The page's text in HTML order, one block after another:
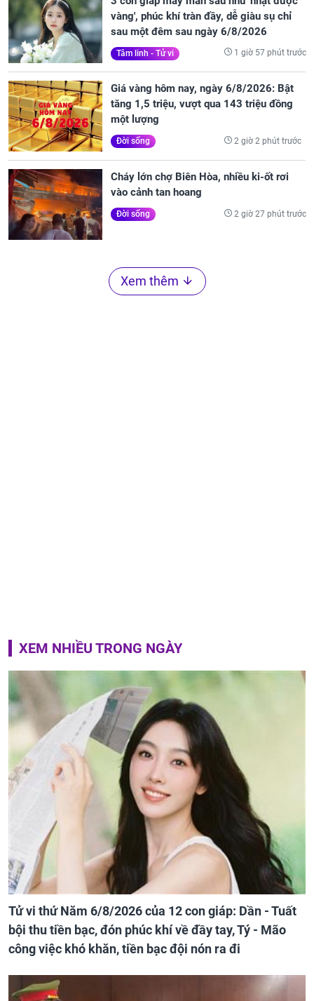
vàng', phúc khí tràn đầy, dễ giàu sụ chỉ
sau một đêm sau ngày 6/8/2026
Tâm linh - Tử vi 1 giờ 57 phút trước
Giá vàng hôm nay, ngày 6/8/2026: Bật
tăng 1,5 triệu, vượt qua 143 triệu đồng
một lượng
Đời sống 2 giờ 2 phút trước
Cháy lớn chợ Biên Hòa, nhiều ki-ốt rơi
vào cảnh tan hoang
Đời sống 2 giờ 27 phút trước
Xem thêm
XEM NHIỀU TRONG NGÀY
Tử vi thứ Năm 6/8/2026 của 12 con giáp: Dần - Tuất
bội thu tiền bạc, đón phúc khí về đầy tay, Tý - Mão
công việc khó khăn, tiền bạc đội nón ra đi